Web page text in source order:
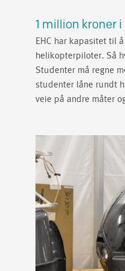
1 million kroner
EHC har kapasitet til
helikopterpiloter. Så
Studenter må regne
studenter låne rundt
veie på andre måter